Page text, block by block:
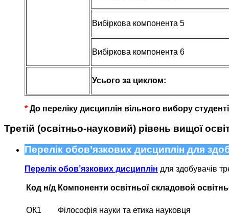
Вибіркова компонента 5
Вибіркова компонента 6
Усього за циклом:
* До переліку дисциплін вільного вибору
Третій (освітньо-науковий) рівень вищої
Перелік обов’язкових дисциплін для
Перелік обов’язкових дисциплін для здобувачів
Код н/д Компоненти освітньої складовой
ОК1
Філософія науки та етика науковця